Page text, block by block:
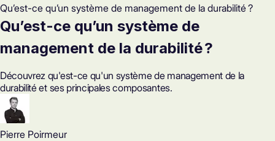
Qu’est-ce qu’un système de management de la durabilité ?
Qu’est-ce qu’un système de
management de la durabilité ?
Découvrez qu'est-ce qu'un système de management de la
durabilité et ses principales composantes.
Pierre Poirmeur